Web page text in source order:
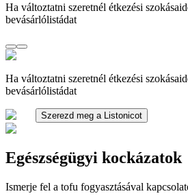
Ha változtatni szeretnél étkezési
bevásárlólistádat
Ha változtatni szeretnél étkezési
bevásárlólistádat
Szerezd meg a Listonicot
Egészségügyi kockázatok
Ismerje fel a tofu fogyasztásával